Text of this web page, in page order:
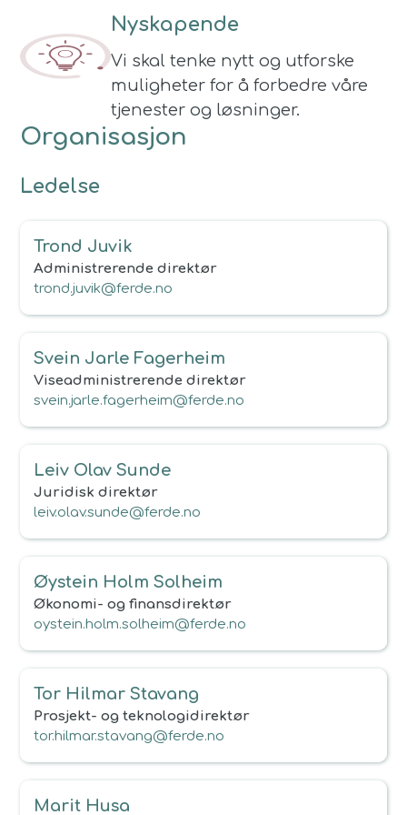
Nyskapende
Vi skal tenke nytt og utforske
muligheter for å forbedre våre
tjenester og løsninger.
Organisasjon
Ledelse
Trond Juvik
Administrerende direktør
trond.juvik@ferde.no
Svein Jarle Fagerheim
Viseadministrerende direktør
svein.jarle.fagerheim@ferde.no
Leiv Olav Sunde
Juridisk direktør
leiv.olav.sunde@ferde.no
Øystein Holm Solheim
Økonomi- og finansdirektør
oystein.holm.solheim@ferde.no
Tor Hilmar Stavang
Prosjekt- og teknologidirektør
tor.hilmar.stavang@ferde.no
Marit Husa